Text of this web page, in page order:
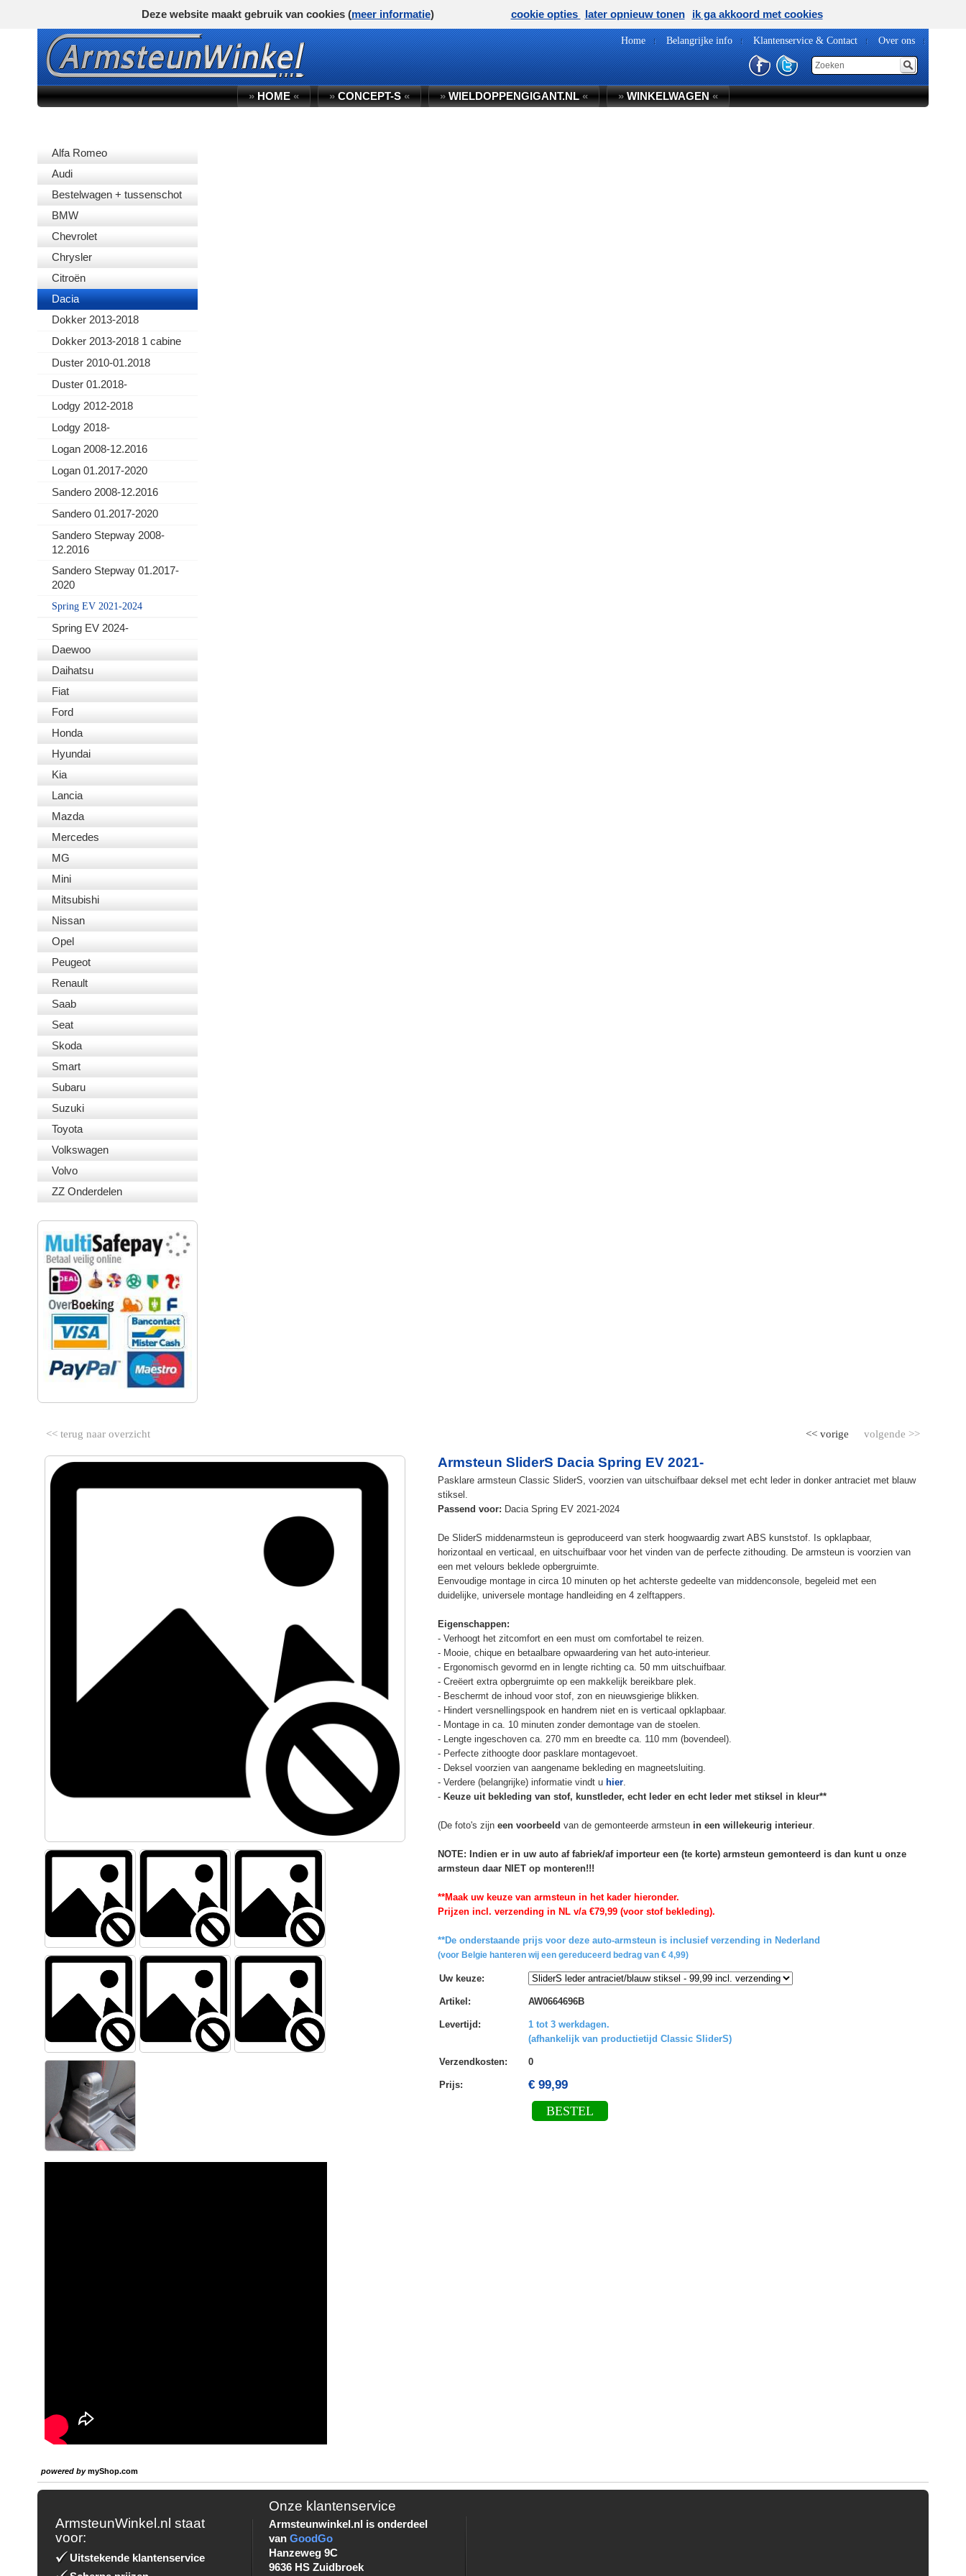
Home Belangrijke info Klantenservice & Contact Over ons
»HOME« »CONCEPT-S« »WIELDOPPENGIGANT.NL« »WINKELWAGEN«
Alfa Romeo
Audi
Bestelwagen + tussenschot
BMW
Chevrolet
Chrysler
Citroën
Dacia
Dokker 2013-2018
Dokker 2013-2018 1 cabine
Duster 2010-01.2018
Duster 01.2018-
Lodgy 2012-2018
Lodgy 2018-
Logan 2008-12.2016
Logan 01.2017-2020
Sandero 2008-12.2016
Sandero 01.2017-2020
Sandero Stepway 2008-
12.2016
Sandero Stepway 01.2017-
2020
Spring EV 2021-2024
Spring EV 2024-
Daewoo
Daihatsu
Fiat
Ford
Honda
Hyundai
Kia
Lancia
Mazda
Mercedes
MG
Mini
Mitsubishi
Nissan
Opel
Peugeot
Renault
Saab
Seat
Skoda
Smart
Subaru
Suzuki
Toyota
Volkswagen
Volvo
ZZ Onderdelen
<< terug naar overzicht volgende >>
<< vorige
Armsteun SliderS Dacia Spring EV 2021-
Pasklare armsteun Classic SliderS, voorzien van uitschuifbaar deksel met echt leder in donker antraciet met blauw
stiksel.
Passend voor: Dacia Spring EV 2021-2024
De SliderS middenarmsteun is geproduceerd van sterk hoogwaardig zwart ABS kunststof. Is opklapbaar,
horizontaal en verticaal, en uitschuifbaar voor het vinden van de perfecte zithouding. De armsteun is voorzien van
een met velours beklede opbergruimte.
Eenvoudige montage in circa 10 minuten op het achterste gedeelte van middenconsole, begeleid met een
duidelijke, universele montage handleiding en 4 zelftappers.
Eigenschappen:
- Verhoogt het zitcomfort en een must om comfortabel te reizen.
- Mooie, chique en betaalbare opwaardering van het auto-interieur.
- Ergonomisch gevormd en in lengte richting ca. 50 mm uitschuifbaar.
- Creëert extra opbergruimte op een makkelijk bereikbare plek.
- Beschermt de inhoud voor stof, zon en nieuwsgierige blikken.
- Hindert versnellingspook en handrem niet en is verticaal opklapbaar.
- Montage in ca. 10 minuten zonder demontage van de stoelen.
- Lengte ingeschoven ca. 270 mm en breedte ca. 110 mm (bovendeel).
- Perfecte zithoogte door pasklare montagevoet.
- Deksel voorzien van aangename bekleding en magneetsluiting.
- Verdere (belangrijke) informatie vindt u hier.
- Keuze uit bekleding van stof, kunstleder, echt leder en echt leder met stiksel in kleur**
(De foto's zijn een voorbeeld van de gemonteerde armsteun in een willekeurig interieur.
NOTE: Indien er in uw auto af fabriek/af importeur een (te korte) armsteun gemonteerd is dan kunt u onze
armsteun daar NIET op monteren!!!
**Maak uw keuze van armsteun in het kader hieronder.
Prijzen incl. verzending in NL v/a €79,99 (voor stof bekleding).
**De onderstaande prijs voor deze auto-armsteun is inclusief verzending in Nederland
(voor Belgie hanteren wij een gereduceerd bedrag van € 4,99)
Uw keuze:
Artikel : AW0664696B
Levertijd :
1 tot 3 werkdagen.
(afhankelijk van productietijd Classic SliderS)
Verzendkosten: 0
Prijs: € 99,99
BESTEL
powered bymyShop.com
ArmsteunWinkel.nl staat
voor:
Uitstekende klantenservice
Onze klantenservice
Armsteunwinkel.nl is onderdeel
vanGoodGo
Hanzeweg 9C
9636 HS Zuidbroek
Deze website maakt gebruik van cookies (meer informatie) cookie opties later opnieuw tonen ik ga akkoord met cookies